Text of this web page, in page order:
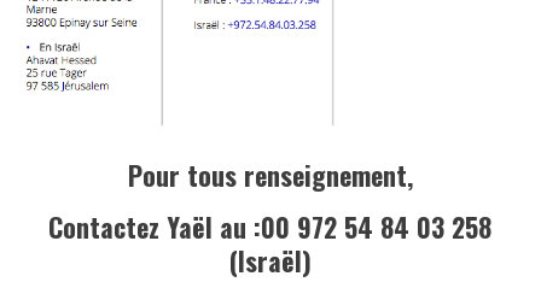
Pour tous renseignement,
Contactez Yaël au :00 972 54 84 03 258
(Israël)